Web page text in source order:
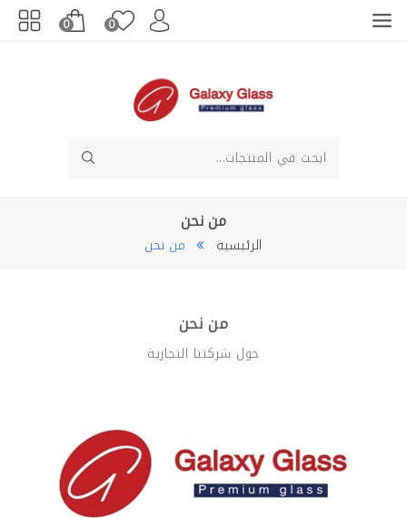
0
0
طقم قهوه زجاجى كوب زجاجى بدون يد
من نحن
الرئيسية من نحن
من نحن
حول شركتنا التجارية